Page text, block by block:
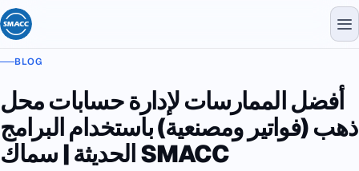
BLOG
أفضل الممارسات لإدارة حسابات محل
ذهب (فواتير ومصنعية) باستخدام البرامج
الحديثة | سماك SMACC